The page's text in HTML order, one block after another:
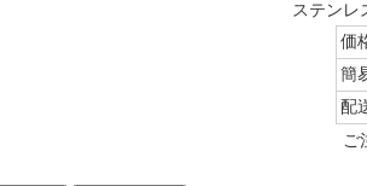
ステンレ
価
簡
配
ご